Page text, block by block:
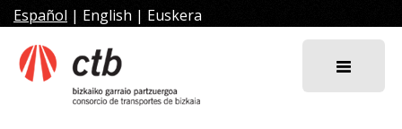
al
contenido
Español | English | Euskera